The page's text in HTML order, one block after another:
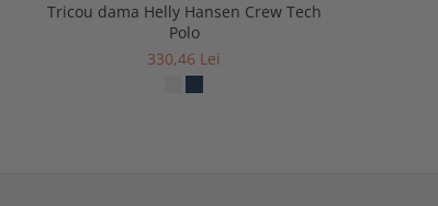
Tricou dama Helly Hansen Crew Tech
Polo
330,46 Lei